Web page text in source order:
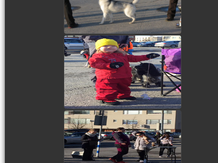
view picture
view picture